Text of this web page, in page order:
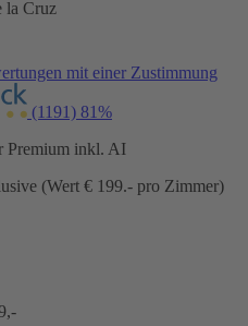
la Cruz
mit einer Zustimmung
(1191) 81%
Premium inkl. AI
(Wert € 199.- pro Zimmer)